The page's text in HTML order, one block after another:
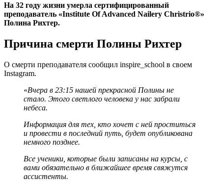
На 32 году жизни умерла сертифицированный
преподаватель «Institute Of Advanced Nailery Christrio®»
Полина Рихтер.
Причина смерти Полины Рихтер
О смерти преподавателя сообщил inspire_school в своем
Instagram.
«Вчера в 23:15 нашей прекрасной Полины не
стало. Этого светлого человека у нас забрали
небеса.
Информация для тех, кто хочет с ней проститься
и провести в последний путь, будет опубликована
немного позднее.
Все ученики, которые были записаны на курсы, с
вами обязательно в ближайшее время свяжутся
ассистенты.